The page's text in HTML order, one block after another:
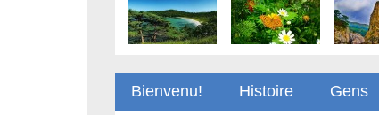
Bienvenu! Histoire Gens